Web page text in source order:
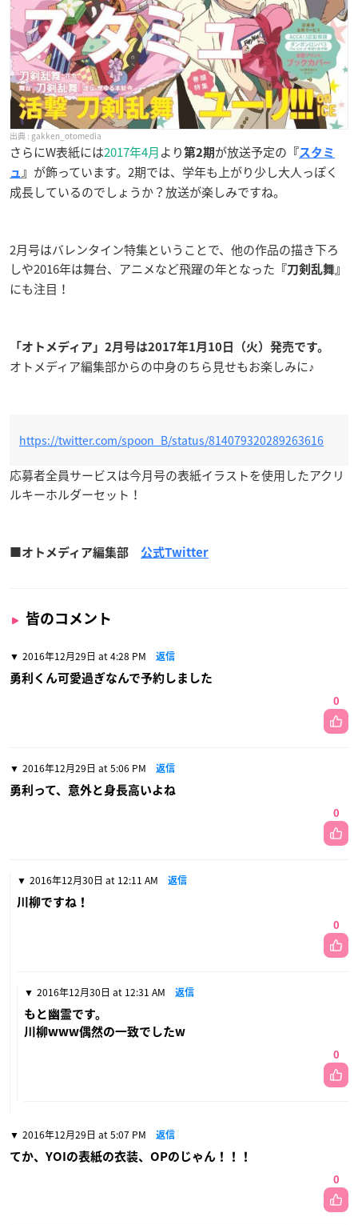
gakken_otomedia
さらにW表紙には2017年4月より 第2期 が放送予定の 『スタミ
ュ 』 が飾っています。2期では、学年も上がり少し大人っぽく
成長しているのでしょうか？放送が楽しみですね。
2月号はバレンタイン特集ということで、他の作品の描き下ろ
しや2016年は舞台、アニメなど飛躍の年となった 『刀剣乱舞』
にも注目！
「オトメディア」2月号は2017年1月10日（火）発売です。
オトメディア編集部からの中身のちら見せもお楽しみに♪
https://twitter.com/spoon_B/status/814079320289263616
応募者全員サービスは今月号の表紙イラストを使用したアクリ
ルキーホルダーセット！
■オトメディア編集部 公式Twitter
皆のコメント
2016年12月29日 at 4:28 PM 返信
勇利くん可愛過ぎなんで予約しました
0
2016年12月29日 at 5:06 PM 返信
勇利って、意外と身長高いよね
0
2016年12月30日 at 12:11 AM 返信
川柳ですね！
0
2016年12月30日 at 12:31 AM 返信
もと幽霊です。
川柳www偶然の一致でしたw
0
2016年12月29日 at 5:07 PM 返信
てか、YOIの表紙の衣装、OPのじゃん！！！
0